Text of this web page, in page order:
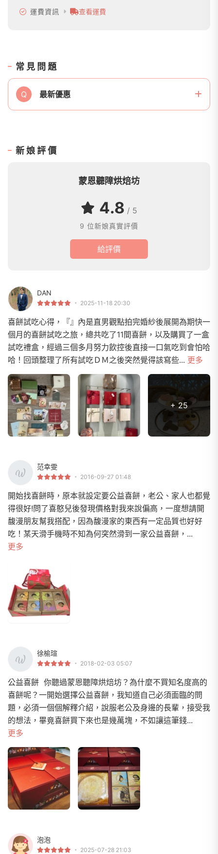
運費資訊 查看運費
常見問題
Q 最新優惠
新娘評價
蒙恩聽障烘焙坊
4.8 / 5
9 位新娘真實評價
給評價
DAN
2025-11-18 20:30
喜餅試吃心得，『』內是直男觀點拍完婚紗後展開為期快一
個月的喜餅試吃之旅，總共吃了11間喜餅，以及購買了一盒
試吃禮盒，經過三個多月努力飲控後直接一口氣吃到會怕哈
哈！回頭整理了所有試吃ＤＭ之後突然覺得該寫些... 更多
+ 25
范幸雯
2016-09-27 01:48
開始找喜餅時，原本就設定要公益喜餅，老公、家人也都覺
得很好!問了喜憨兒後發現價格對我來說偏高，一度想請開
馥漫朋友幫我搭配，因為馥漫家的東西有一定品質也好好
吃！某天滑手機時不知為何突然滑到一家公益喜餅，...
更多
徐榆瑄
2018-02-03 05:07
公益喜餅 你聽過蒙恩聽障烘焙坊？為什麼不買知名度高的
喜餅呢？一開始選擇公益喜餅，我知道自己必須面臨的問
題，必須一個個解釋介紹，說服老公及身邊的長輩，接受我
的想法，畢竟喜餅買下來也是幾萬塊，不如讓這筆錢...
更多
泡泡
2025-07-28 21:03